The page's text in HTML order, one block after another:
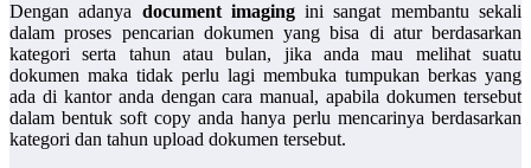
Dengan adanya document imagingini sangat membantu sekali
dalam proses pencarian dokumen yang bisa di atur berdasarkan
kategori serta tahun atau bulan, jika anda mau melihat suatu
dokumen maka tidak perlu lagi membuka tumpukan berkas yang
ada di kantor anda dengan cara manual, apabila dokumen tersebut
dalam bentuk soft copy anda hanya perlu mencarinya berdasarkan
kategori dan tahun upload dokumen tersebut.